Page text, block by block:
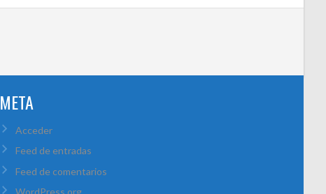
META
Acceder
Feed de entradas
Feed de comentarios